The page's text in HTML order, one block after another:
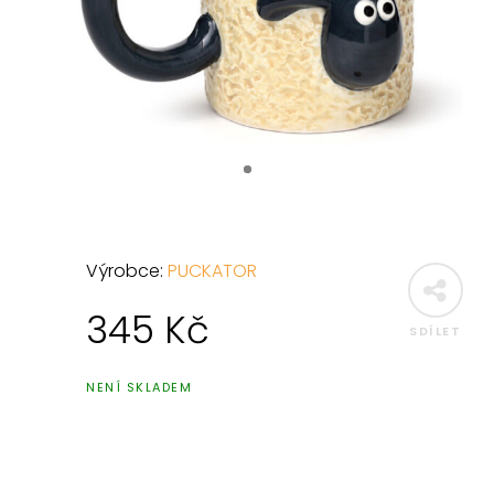
SDÍLET
Výrobce:PUCKATOR
345 Kč
NENÍ SKLADEM